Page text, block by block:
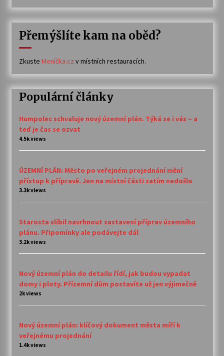
Přemýšlíte kam na oběd?
Zkuste Meníčka.cz v místních restauracích.
Populární články
Humpolec schvaluje nový územní plán. Týká se i vás – a
teď je čas se ozvat
4.5k views
ÚZEMNÍ PLÁN: Město po veřejném projednání mění
přístup k přípravě. Jen na místní části zatím nedošlo
3.3k views
Starosta slíbil navrhnout zastavení příprav územního
plánu. Připomínky ale podávejte dál
3.2k views
Nový územní plán do detailu řídí, jak budou vypadat
domy i ploty. Přízemní dům postavíte už jen výjimečně
2k views
Nový územní plán: klíčový dokument města míří k
veřejnému projednání
1.4k views